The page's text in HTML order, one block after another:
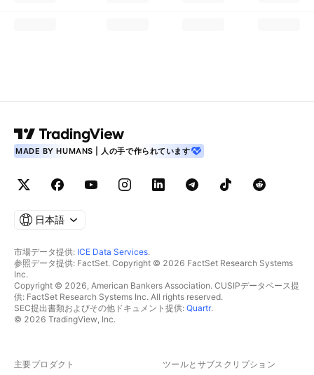
MADE BY HUMANS | 人の手で作られています
日本語
市場データ提供: ICE Data Services.
参照データ提供: FactSet. Copyright © 2026 FactSet Research Systems
Inc.
Copyright © 2026, American Bankers Association. CUSIPデータベース提
供: FactSet Research Systems Inc. All rights reserved.
SEC提出書類およびその他ドキュメント提供: Quartr.
© 2026 TradingView, Inc.
主要プロダクト ツールとサブスクリプション